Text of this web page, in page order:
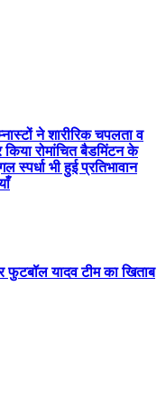
ने शारीरिक चपलता व
रोमांचित बैडमिंटन के
भी हुई प्रतिभावान
फुटबॉल यादव टीम का खिताब